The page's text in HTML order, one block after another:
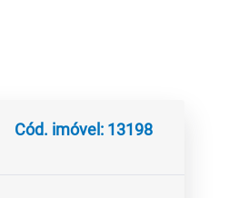
Cód. imóvel: 13198